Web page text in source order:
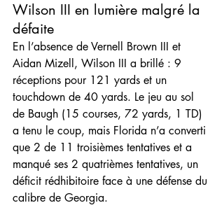
Wilson III en lumière malgré la
défaite
En l’absence de Vernell Brown III et
Aidan Mizell, Wilson III a brillé : 9
réceptions pour 121 yards et un
touchdown de 40 yards. Le jeu au sol
de Baugh (15 courses, 72 yards, 1 TD)
a tenu le coup, mais Florida n’a converti
que 2 de 11 troisièmes tentatives et a
manqué ses 2 quatrièmes tentatives, un
déficit rédhibitoire face à une défense du
calibre de Georgia.